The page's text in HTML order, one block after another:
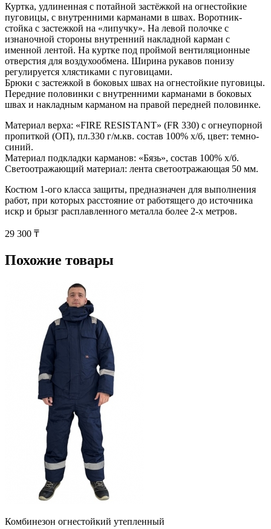
Куртка, удлиненная с потайной застёжкой на огнестойкие
пуговицы, с внутренними карманами в швах. Воротник-
стойка с застежкой на «липучку». На левой полочке с
изнаночной стороны внутренний накладной карман с
именной лентой. На куртке под проймой вентиляционные
отверстия для воздухообмена. Ширина рукавов понизу
регулируется хлястиками с пуговицами.
Брюки с застежкой в боковых швах на огнестойкие пуговицы.
Передние половинки с внутренними карманами в боковых
швах и накладным карманом на правой передней половинке.
Материал верха: «FIRE RESISTANT» (FR 330) с огнеупорной
пропиткой (ОП), пл.330 г/м.кв. состав 100% х/б, цвет: темно-
синий.
Материал подкладки карманов: «Бязь», состав 100% х/б.
Светоотражающий материал: лента светоотражающая 50 мм.
Костюм 1-ого класса защиты, предназначен для выполнения
работ, при которых расстояние от работящего до источника
искр и брызг расплавленного металла более 2-х метров.
29 300 ₸
Похожие товары
Комбинезон огнестойкий утепленный